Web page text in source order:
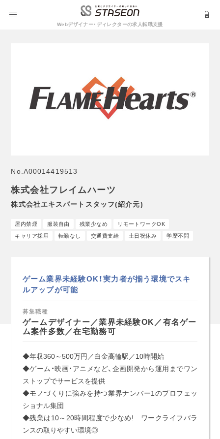
Webデザイナー・ディレクターの求人転職支援
No. A00014419513
株式会社フレイムハーツ
株式会社エキスパートスタッフ(紹介元)
屋内禁煙 服装自由 残業少なめ
リモートワークOK
キャリア採用
転勤なし 交通費支給 土日祝休み 学歴不問
ゲーム業界未経験OK！実力者が揃う環境でスキ
ルアップが可能
募集職種
ゲームデザイナー／業界未経験OK／有名ゲー
ム案件多数／在宅勤務可
◆年収360～500万円／白金高輪駅／10時開始
◆ゲーム・映画・アニメなど、企画開発から運用までワン
ストップでサービスを提供
◆モノづくりに強みを持つ業界ナンバー1のプロフェッ
ショナル集団
◆残業は10～20時間程度で少なめ! ワークライフバラ
ンスの取りやすい環境◎